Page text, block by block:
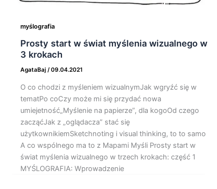
myślografia
Prosty start w świat myślenia wizualnego w
3 krokach
AgataBaj /09.04.2021
O co chodzi z myśleniem wizualnymJak wgryźć się w
tematPo coCzy może mi się przydać nowa
umiejetność„Myślenie na papierze”, dla kogoOd czego
zacząćJak z „oglądacza” stać się
użytkownikiemSketchnoting i visual thinking, to to samo
A co wspólnego ma to z Mapami Myśli Prosty start w
świat myślenia wizualnego w trzech krokach: część 1
MYŚLOGRAFIA: Wprowadzenie